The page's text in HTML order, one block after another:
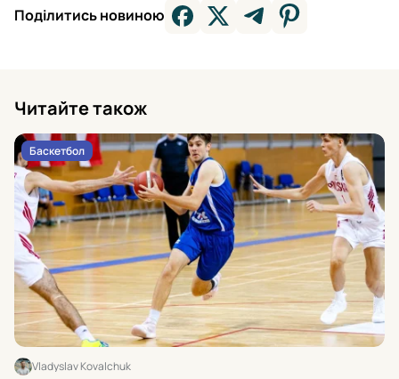
Поділитись новиною
Читайте також
Баскетбол
Vladyslav Kovalchuk